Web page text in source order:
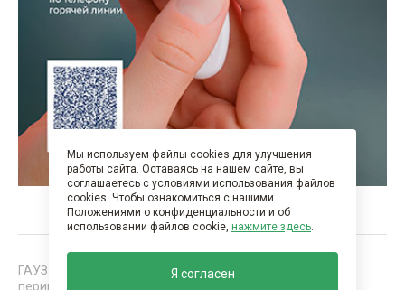
ГАУЗ "Нижнекамская детская районная больница с
перинатальным центром". Все права защищены 2026 г.
Мы используем файлы cookies для улучшения
работы сайта. Оставаясь на нашем сайте, вы
соглашаетесь с условиями использования файлов
cookies. Чтобы ознакомиться с нашими
Положениями о конфиденциальности и об
использовании файлов cookie, нажмите здесь.
Я согласен